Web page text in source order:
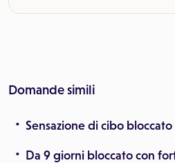
Domande simili
Sensazione di cibo bloccato
Da 9 giorni bloccato con